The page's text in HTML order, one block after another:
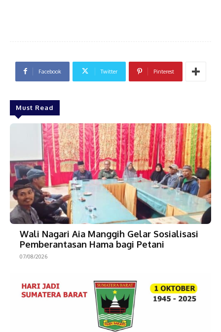
Facebook Twitter Pinterest
Must Read
Wali Nagari Aia Manggih Gelar Sosialisasi
Pemberantasan Hama bagi Petani
07/08/2026